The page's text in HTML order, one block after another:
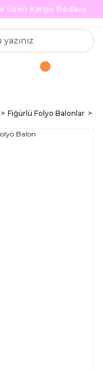
Üzeri Kargo Bedava
Fiğürlü Folyo Balonlar